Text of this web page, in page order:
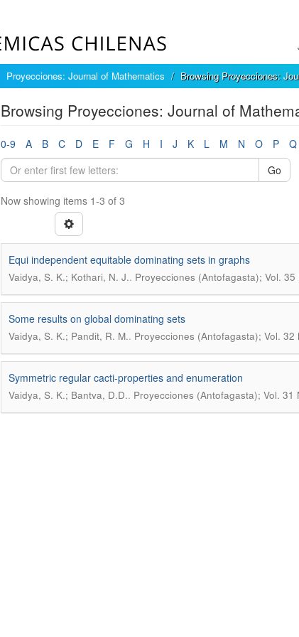
Proyecciones: Journal of Mathematics Browsing Proyecciones:
Browsing Proyecciones: Journal of
0-9 A B C D E F G H I J K L M N O P Q
Go
Now showing items 1-3 of 3
Equi independent equitable dominating sets in graphs
Vaidya, S. K.; Kothari, N. J.. Proyecciones (Antofagasta); Vol.
Some results on global dominating sets
Vaidya, S. K.; Pandit, R. M.. Proyecciones (Antofagasta); Vol.
Symmetric regular cacti-properties and enumeration
Vaidya, S. K.; Bantva, D.D.. Proyecciones (Antofagasta); Vol.